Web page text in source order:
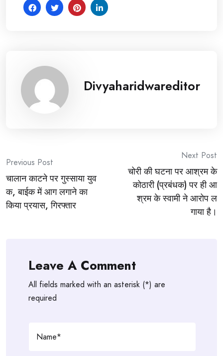
Divyaharidwareditor
Post
navigation
Previous Post
चालान काटने पर गुस्साया युव
क, बाईक में आग लगाने का
किया प्रयास, गिरफ्तार
Next Post
चोरी की घटना पर आश्रम के
कोठारी (प्रबंधक) पर ही आ
श्रम के स्वामी ने आरोप ल
गाया है।
Leave A Comment
All fields marked with an asterisk (*) are
required